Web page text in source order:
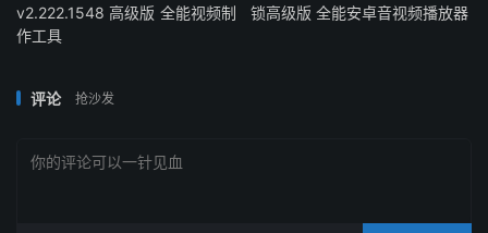
v2.222.1548 高级版 全能视频制
作工具
锁高级版 全能安卓音视频播放器
评论 抢沙发